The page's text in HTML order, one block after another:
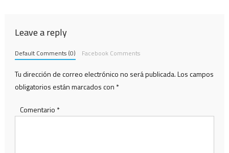
Leave a reply
Default Comments (0) Facebook Comments
Tu dirección de correo electrónico no será publicada.Los campos
obligatorios están marcados con *
Comentario *